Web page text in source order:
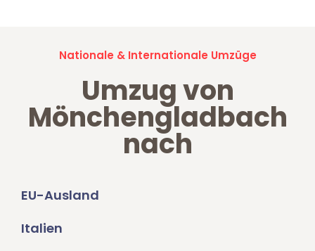
Nationale & Internationale Umzüge
Umzug von
Mönchengladbach
nach
EU-Ausland
Italien